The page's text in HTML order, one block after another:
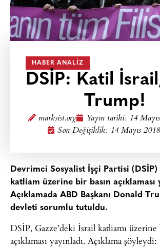
HABER ANALIZ
DSİP: Katil
Trump!
marksist.org Yayın tarihi: 14
Son Değişiklik: 14 Mayıs
Devrimci Sosyalist İşçi Partisi (DSİP)
katliam üzerine bir basın açıklaması
Açıklamada ABD Başkanı Donald
devleti sorumlu tutuldu.
DSİP, Gazze’deki İsrail katliamı üzerine
açıklaması yayınladı. Açıklama şöyleydi: